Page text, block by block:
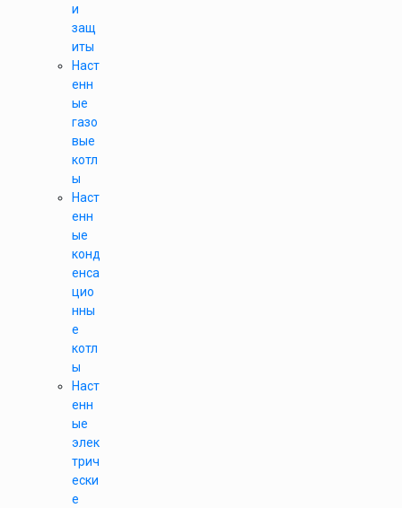
и
защ
иты
Наст
енн
ые
газо
вые
котл
ы
Наст
енн
ые
конд
енса
цио
нны
е
котл
ы
Наст
енн
ые
элек
трич
ески
е